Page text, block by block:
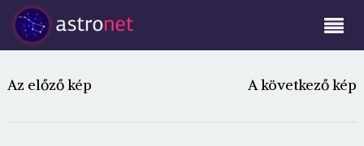
Az előző kép A következő kép